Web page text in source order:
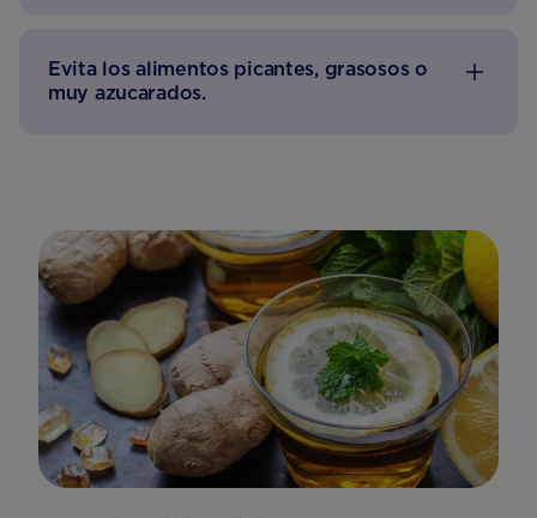
Evita los alimentos picantes, grasosos o
muy azucarados.